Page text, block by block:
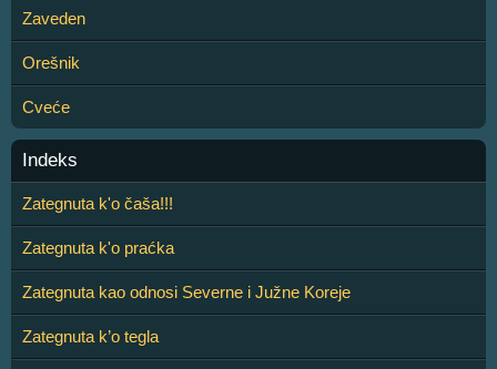
Zaveden
Orešnik
Cveće
Indeks
Zategnuta k'o čaša!!!
Zategnuta k'o praćka
Zategnuta kao odnosi Severne i Južne Koreje
Zategnuta k’o tegla